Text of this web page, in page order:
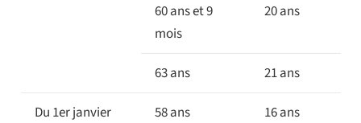
60 ans et 9
mois
20 ans
63 ans 21 ans
Du 1er janvier
58 ans 16 ans